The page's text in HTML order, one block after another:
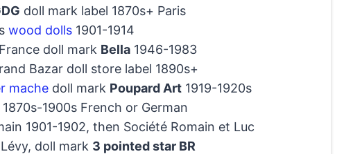
doll mark label 1870s+ Paris
wood dolls 1901-1914
doll mark Bella 1946-1983
Bazar doll store label 1890s+
mache doll mark Poupard Art 1919-1920s
1870s-1900s French or German
1901-1902, then Société Romain et Luc
doll mark 3 pointed star BR